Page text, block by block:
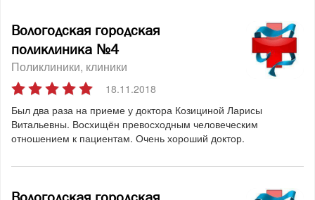
Вологодская городская
поликлиника №4
Поликлиники, клиники
18.11.2018
Был два раза на приеме у доктора Козициной Ларисы
Витальевны. Восхищён превосходным человеческим
отношением к пациентам. Очень хороший доктор.